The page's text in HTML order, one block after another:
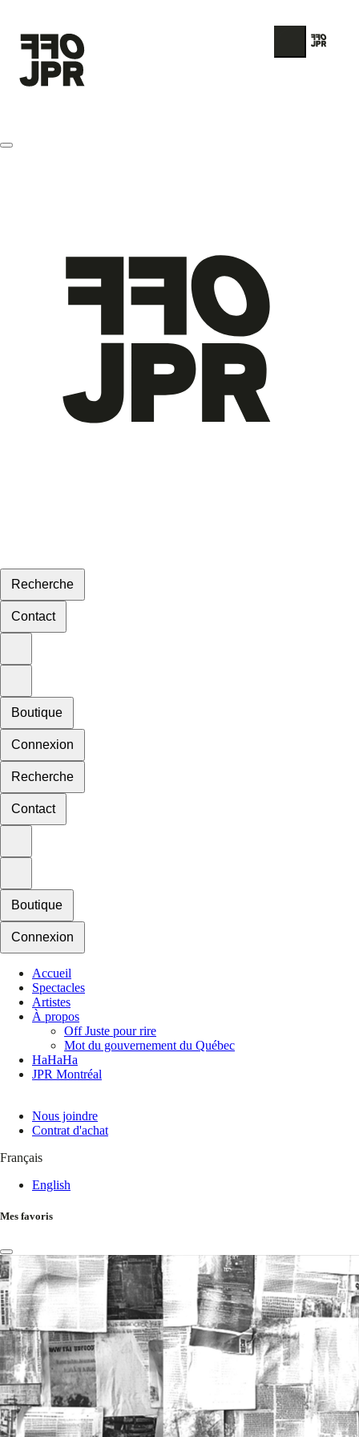
Recherche
Contact
Boutique
Connexion
Recherche
Contact
Boutique
Connexion
Accueil
Spectacles
Artistes
À propos
Off Juste pour rire
Mot du gouvernement du Québec
HaHaHa
JPR Montréal
Nous joindre
Contrat d'achat
Français
English
Mes favoris